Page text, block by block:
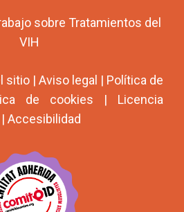
sobre Tratamientos del
VIH
sitio | Aviso legal | Política de
de cookies | Licencia
| Accesibilidad